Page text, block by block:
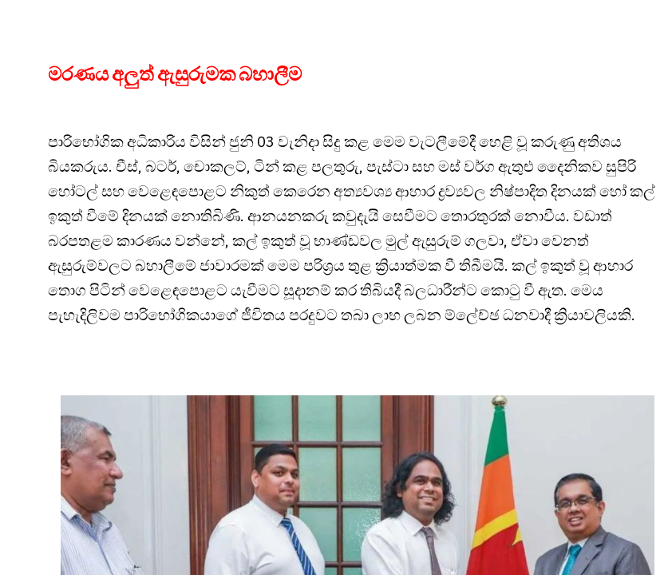
මරණය අලුත් ඇසුරුමක බහාලීම
පාරිභෝගික අධිකාරිය විසින් ජුනි 03 වැනිදා සිදු කළ මෙම වැටලීමේදී හෙළි වූ කරුණු අතිශය
බියකරුය. චීස්, බටර්, චොකලට්, ටින් කළ පලතුරු, පැස්ටා සහ මස් වර්ග ඇතුළු දෛනිකව සුපිරි
හෝටල් සහ වෙළෙඳපොළට නිකුත් කෙරෙන අත්‍යවශ්‍ය ආහාර ද්‍රව්‍යවල නිෂ්පාදිත දිනයක් හෝ කල්
ඉකුත් වීමේ දිනයක් නොතිබිණි. ආනයනකරු කවුදැයි සෙවීමට තොරතුරක් නොවීය. වඩාත්
බරපතළම කාරණය වන්නේ, කල් ඉකුත් වූ භාණ්ඩවල මුල් ඇසුරුම් ගලවා, ඒවා වෙනත්
ඇසුරුම්වලට බහාලීමේ ජාවාරමක් මෙම පරිශ්‍රය තුළ ක්‍රියාත්මක වී තිබීමයි. කල් ඉකුත් වූ ආහාර
තොග පිටින් වෙළෙඳපොළට යැවීමට සූදානම් කර තිබියදී බලධාරීන්ට කොටු වී ඇත. මෙය
පැහැදිලිවම පාරිභෝගිකයාගේ ජීවිතය පරදුවට තබා ලාභ ලබන ම්ලේච්ඡ ධනවාදී ක්‍රියාවලියකි.